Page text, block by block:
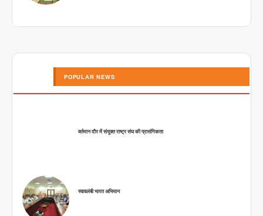
POPULAR NEWS
वर्तमान दौर में संयुक्त राष्ट्र संघ की प्रासंगिकता
स्वावलंबी भारत अभियान